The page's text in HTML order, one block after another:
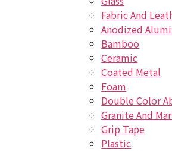
Fabric And
Anodized
Bamboo
Ceramic
Coated Metal
Foam
Double Color
Granite And
Grip Tape
Plastic